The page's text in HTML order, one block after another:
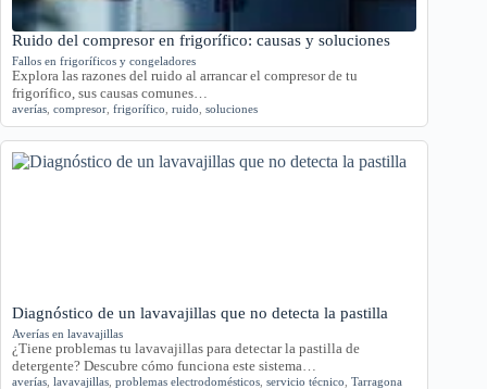
Ruido del compresor en frigorífico: causas y soluciones
Fallos en frigoríficos y congeladores
Explora las razones del ruido al arrancar el compresor de tu
frigorífico, sus causas comunes…
averías compresor frigorífico ruido soluciones
Diagnóstico de un lavavajillas que no detecta la pastilla
Averías en lavavajillas
¿Tiene problemas tu lavavajillas para detectar la pastilla de
detergente? Descubre cómo funciona este sistema…
averías lavavajillas problemas electrodomésticos servicio técnico Tarragona